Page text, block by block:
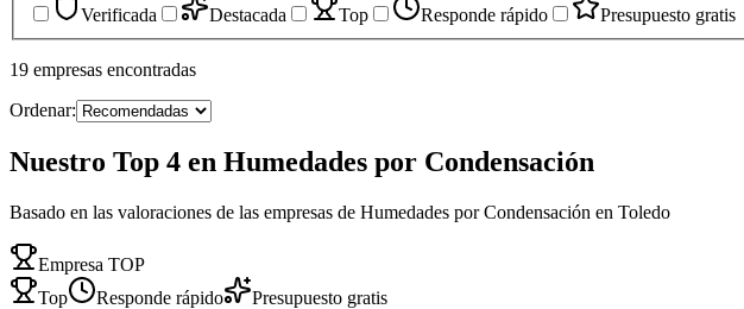
Verificada
Destacada Top Responde rápido Presupuesto gratis
19 empresas encontradas
Ordenar:
Nuestro Top 4 en Humedades por Condensación
Basado en las valoraciones de las empresas de Humedades por Condensación en Toledo
Empresa TOP
Top
Responde rápido Presupuesto gratis